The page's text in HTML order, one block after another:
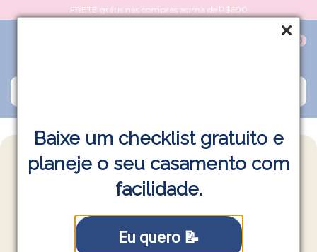
Baixe um checklist gratuito e
planeje o seu casamento com
facilidade.
Eu quero 📝
FRETE grátis nas compras acima de R$600
0